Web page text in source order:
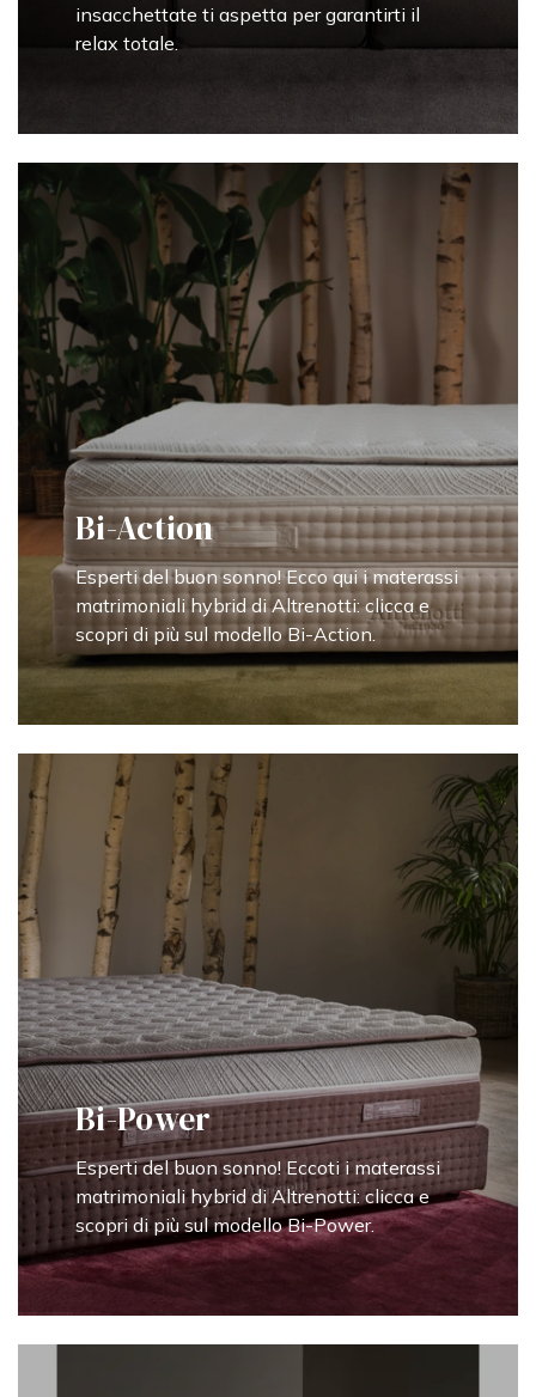
insacchettate ti aspetta per garantirti il
relax totale.
Bi-Action
Esperti del buon sonno! Ecco qui i materassi
matrimoniali hybrid di Altrenotti: clicca e
scopri di più sul modello Bi-Action.
Bi-Power
Esperti del buon sonno! Eccoti i materassi
matrimoniali hybrid di Altrenotti: clicca e
scopri di più sul modello Bi-Power.